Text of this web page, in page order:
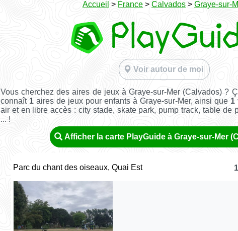
Accueil > France > Calvados > Graye-sur-
Voir autour de moi
Vous cherchez des aires de jeux à Graye-sur-Mer (Calvados) ?
connaît 1aires de jeux pour enfants à Graye-sur-Mer, ainsi que 1
air et en libre accès : city stade, skate park, pump track, table de
... !
Afficher la carte PlayGuide à Graye-sur-Mer
Parc du chant des oiseaux, Quai Est 1